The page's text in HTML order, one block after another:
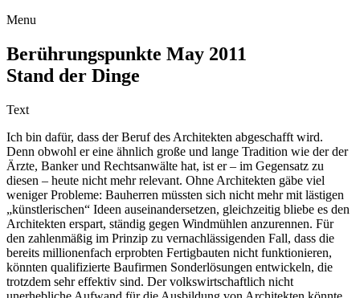
Menu
Berührungspunkte May 2011
Stand der Dinge
Text
Ich bin dafür, dass der Beruf des Architekten abgeschafft wird.
Denn obwohl er eine ähnlich große und lange Tradition wie der der
Ärzte, Banker und Rechtsanwälte hat, ist er – im Gegensatz zu
diesen – heute nicht mehr relevant. Ohne Architekten gäbe viel
weniger Probleme: Bauherren müssten sich nicht mehr mit lästigen
„künstlerischen“ Ideen auseinandersetzen, gleichzeitig bliebe es den
Architekten erspart, ständig gegen Windmühlen anzurennen. Für
den zahlenmäßig im Prinzip zu vernachlässigenden Fall, dass die
bereits millionenfach erprobten Fertigbauten nicht funktionieren,
könnten qualifizierte Baufirmen Sonderlösungen entwickeln, die
trotzdem sehr effektiv sind. Der volkswirtschaftlich nicht